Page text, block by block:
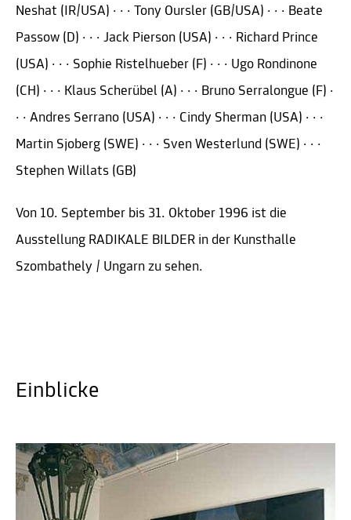
Neshat (IR/USA) · · · Tony Oursler (GB/USA) · · · Beate
Passow (D) · · · Jack Pierson (USA) · · · Richard Prince
(USA) · · · Sophie Ristelhueber (F) · · · Ugo Rondinone
(CH) · · · Klaus Scherübel (A) · · · Bruno Serralongue (F) ·
· · Andres Serrano (USA) · · · Cindy Sherman (USA) · · ·
Martin Sjoberg (SWE) · · · Sven Westerlund (SWE) · · ·
Stephen Willats (GB)
Von 10. September bis 31. Oktober 1996 ist die
Ausstellung RADIKALE BILDER in der Kunsthalle
Szombathely / Ungarn zu sehen.
Einblicke